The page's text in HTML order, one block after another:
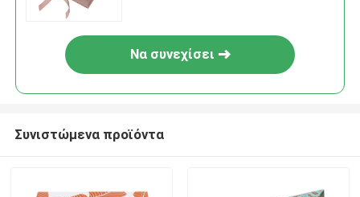
Να συνεχίσει
Συνιστώμενα προϊόντα